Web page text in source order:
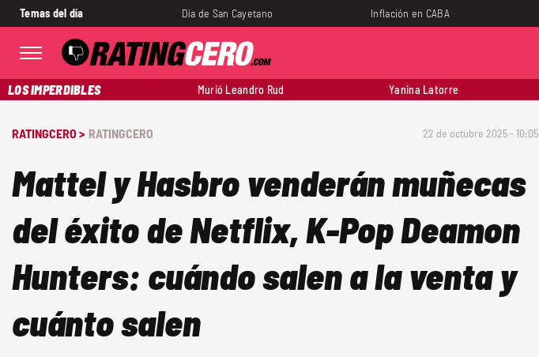
Temas del día Día de San Cayetano Inflación en CABA
LOS IMPERDIBLES Murió Leandro Rud Yanina Latorre
RATINGCERO > RATINGCERO 22 de octubre 2025 - 10:05
Mattel y Hasbro venderán muñecas
del éxito de Netflix, K-Pop Deamon
Hunters: cuándo salen a la venta y
cuánto salen